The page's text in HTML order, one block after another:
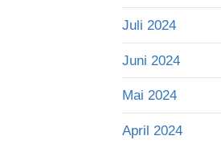
Juli 2024
Juni 2024
Mai 2024
April 2024